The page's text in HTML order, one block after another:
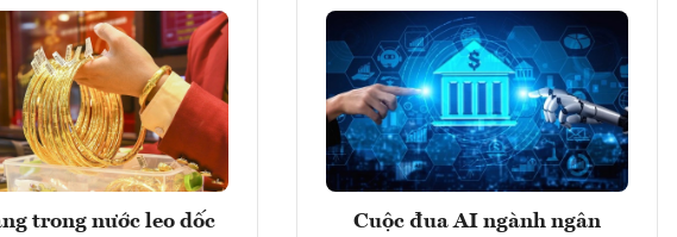
trong nước leo dốc
Cuộc đua AI ngành ngân